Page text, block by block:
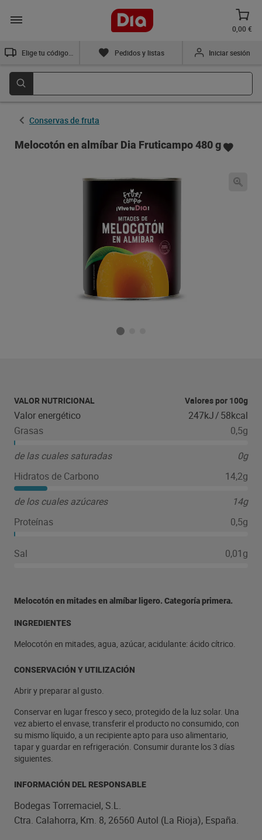
0,00 €
Pedidos y listas Iniciar sesión
Conservas de fruta
Melocotón en almíbar Dia Fruticampo 480 g
VALOR NUTRICIONAL Valores por 100g
Valor energético 247kJ/58kcal
Grasas
0,5g
de las cuales saturadas
0g
Hidratos de Carbono
14,2g
de los cuales azúcares
14g
Proteínas
0,5g
Sal 0,01g
Melocotón en mitades en almíbar ligero. Categoría primera.
INGREDIENTES
Melocotón en mitades, agua, azúcar, acidulante: ácido cítrico.
CONSERVACIÓN Y UTILIZACIÓN
Abrir y preparar al gusto.
Conservar en lugar fresco y seco, protegido de la luz solar. Una
vez abierto el envase, transferir el producto no consumido, con
su mismo líquido, a un recipiente apto para uso alimentario,
tapar y guardar en refrigeración. Consumir durante los 3 días
siguientes.
INFORMACIÓN DEL RESPONSABLE
Bodegas Torremaciel, S.L.
Ctra. Calahorra, Km. 8, 26560 Autol (La Rioja), España.